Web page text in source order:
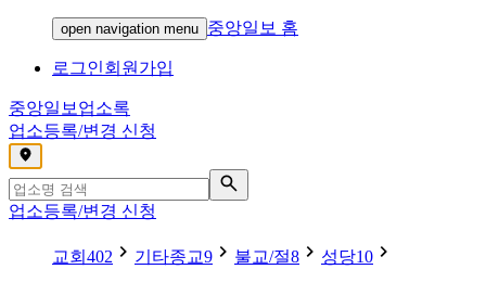
open navigation menu 중앙일보 홈
로그인회원가입
중앙일보 업소록
업소등록/변경 신청
,
업소등록/변경 신청
교회 402 기타종교9 불교/절8 성당10